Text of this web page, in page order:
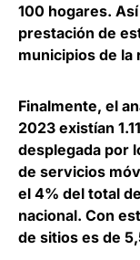
100 hogares.
prestación de
municipios de la
Finalmente, el
2023 existían
desplegada por
de servicios
el 4% del total
nacional. Con
de sitios es de